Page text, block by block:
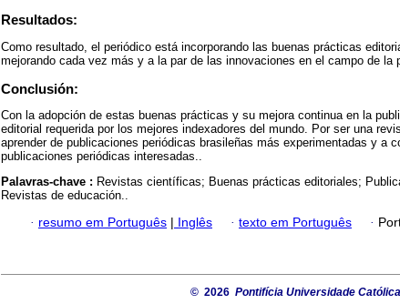
Resultados:
Como resultado, el periódico está incorporando las buenas prácticas
mejorando cada vez más y a la par de las innovaciones en el campo de la
Conclusión:
Con la adopción de estas buenas prácticas y su mejora continua en la
editorial requerida por los mejores indexadores del mundo. Por ser una
aprender de publicaciones periódicas brasileñas más experimentadas y a
publicaciones periódicas interesadas..
Palavras-chave : Revistas científicas; Buenas prácticas editoriales;
Revistas de educación..
· resumo em Português Inglês · texto em Português ·
© 2026 Pontifícia Universidade